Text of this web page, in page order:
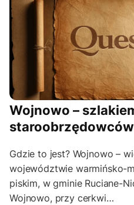
Wojnowo –
staroobrzędowców
Gdzie to jest? Wojnowo –
województwie warmińsko-
piskim, w gminie Ruciane-
Wojnowo, przy cerkwi…